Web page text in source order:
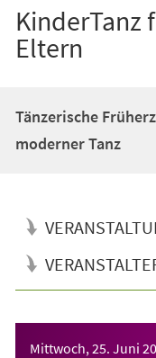
KinderTanz
Eltern
Tänzerische
moderner Tanz
Mittwoch, 25. Juni